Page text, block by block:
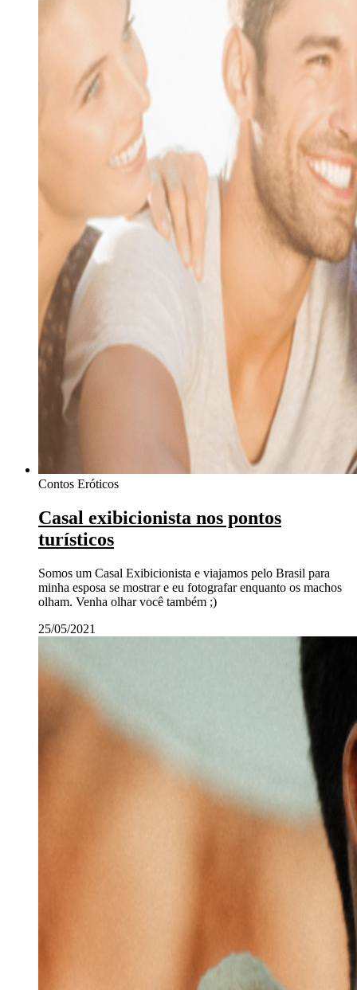
Contos Eróticos
Casal exibicionista nos pontos
turísticos
Somos um Casal Exibicionista e viajamos pelo Brasil para
minha esposa se mostrar e eu fotografar enquanto os machos
olham. Venha olhar você também ;)
25/05/2021